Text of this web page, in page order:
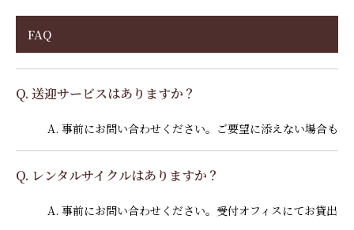
FAQ
Q. 送迎サービスはありますか？
A. 事前にお問い合わせください。ご要望に添えない場合も
Q. レンタルサイクルはありますか？
A. 事前にお問い合わせください。受付オフィスにてお貸出